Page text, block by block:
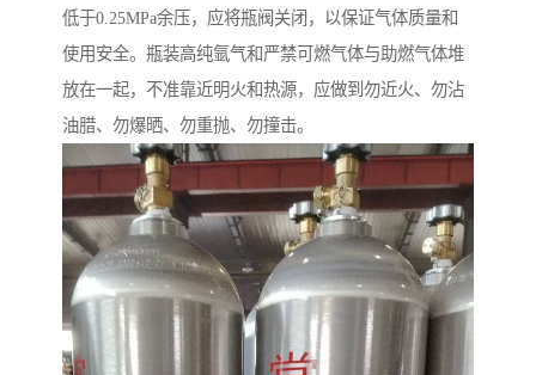
低于0.25MPa余压，应将瓶阀关闭，以保证气体质量和
使用安全。瓶装高纯氩气和严禁可燃气体与助燃气体堆
放在一起，不准靠近明火和热源，应做到勿近火、勿沾
油腊、勿爆晒、勿重抛、勿撞击。